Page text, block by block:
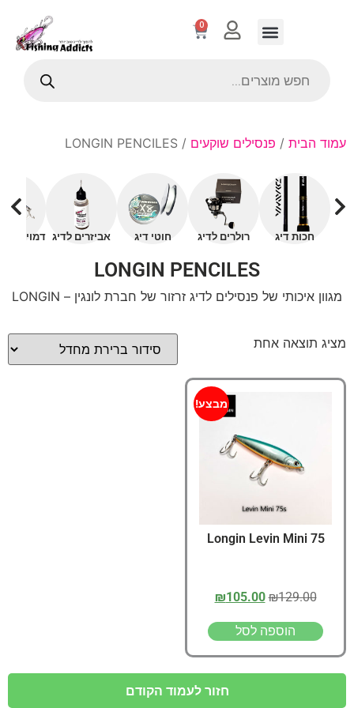
0
עמוד הבית / פנסילים שוקעים / LONGIN PENCILES
חכות דיג רולרים לדיג חוטי דיג אביזרים לדיג דמויים
LONGIN PENCILES
מגוון איכותי של פנסילים לדיג זרזור של חברת לונגין – LONGIN
מציג תוצאה אחת
מבצע!
Longin Levin Mini 75
₪129.00
₪105.00
הוספה לסל
חזור לעמוד הקודם